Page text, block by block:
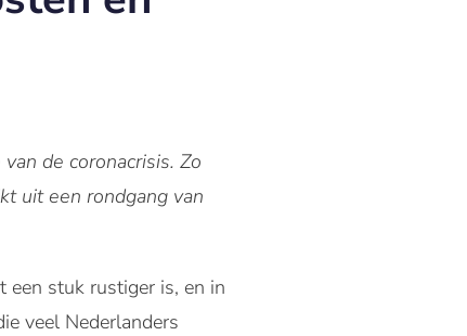
de coronacrisis. Zo
uit een rondgang van
een stuk rustiger is, en in
veel Nederlanders